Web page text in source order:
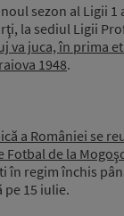
sezon al Ligii
la sediul Ligii
va juca, în prima
1948.
a României se
Fotbal de la
în regim închis
15 iulie.